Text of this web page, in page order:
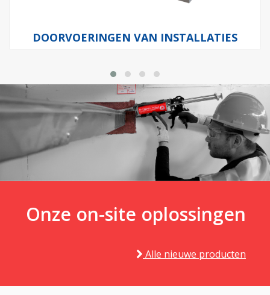
DOORVOERINGEN VAN INSTALLATIES
Onze on-site oplossingen
Alle nieuwe producten